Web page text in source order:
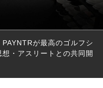
が最高のゴルフシ
・アスリートとの共同開
ッド